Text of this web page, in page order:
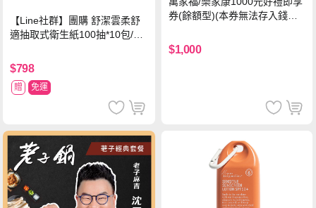
【Line社群】團購 舒潔雲柔舒
適抽取式衛生紙100抽*10包/6
$798
贈 免運
券(餘額型)(本券無法存入錢包
$1,000